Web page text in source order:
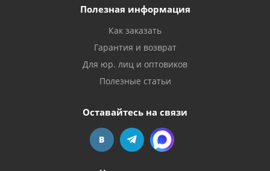
Полезная информация
Как заказать
Гарантия и возврат
Для юр. лиц и оптовиков
Полезные статьи
Оставайтесь на связи